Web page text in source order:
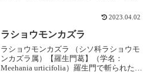
という意味でしょう。その名のせいもあ
れ...
2023.04.02
ラショウモンカズラ
ラショウモンカズラ （シソ科ラショウモ
ンカズラ属）【羅生門葛】（学名：
Meehania urticifolia）羅生門で斬られた鬼